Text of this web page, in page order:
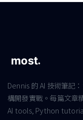
Dennis 的 AI 技術筆記
構開發實戰。每篇文章
AI tools, Python